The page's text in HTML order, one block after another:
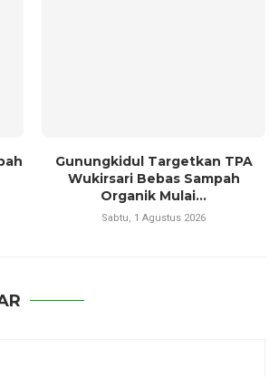
Gunungkidul Targetkan TPA
Wukirsari Bebas Sampah
Organik Mulai...
Sabtu, 1 Agustus 2026